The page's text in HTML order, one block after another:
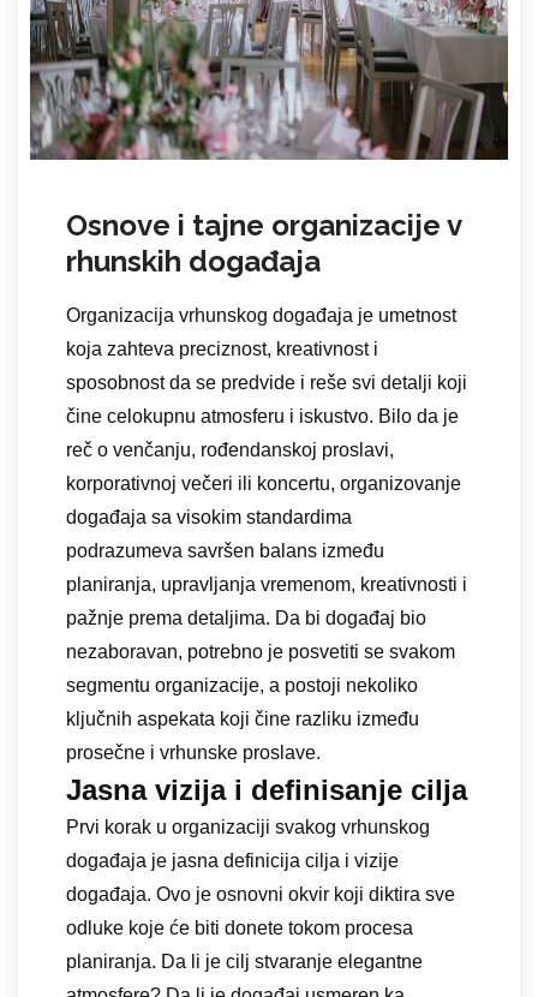
Osnove i tajne organizacije v
rhunskih događaja
Organizacija vrhunskog događaja je umetnost
koja zahteva preciznost, kreativnost i
sposobnost da se predvide i reše svi detalji koji
čine celokupnu atmosferu i iskustvo. Bilo da je
reč o venčanju, rođendanskoj proslavi,
korporativnoj večeri ili koncertu, organizovanje
događaja sa visokim standardima
podrazumeva savršen balans između
planiranja, upravljanja vremenom, kreativnosti i
pažnje prema detaljima. Da bi događaj bio
nezaboravan, potrebno je posvetiti se svakom
segmentu organizacije, a postoji nekoliko
ključnih aspekata koji čine razliku između
prosečne i vrhunske proslave.
Jasna vizija i definisanje cilja
Prvi korak u organizaciji svakog vrhunskog
događaja je jasna definicija cilja i vizije
događaja. Ovo je osnovni okvir koji diktira sve
odluke koje će biti donete tokom procesa
planiranja. Da li je cilj stvaranje elegantne